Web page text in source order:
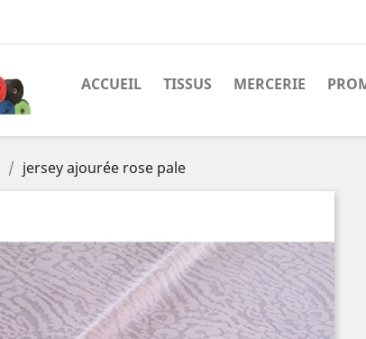
ACCUEIL TISSUS MERCERIE
jersey ajourée rose pale